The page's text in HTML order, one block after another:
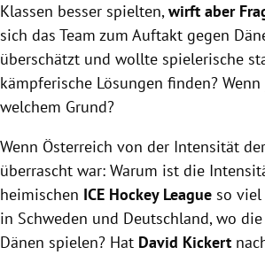
Klassen besser spielten,wirft aber
sich das Team zum Auftakt gegen
überschätzt und wollte spielerische
kämpferische Lösungen finden? Wenn
welchem Grund?
Wenn Österreich von der Intensität
überrascht war: Warum ist die
heimischen ICE Hockey League so
in Schweden und Deutschland, wo
Dänen spielen? Hat David Kickert